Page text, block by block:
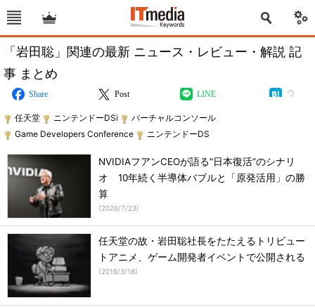
「岩田聡」関連の最新 ニュース・レビュー・解説 記
事 まとめ
Share Post LINE
任天堂 ニンテンドーDSi
バーチャルコンソール
Game Developers Conference
ニンテンドーDS
NVIDIAフアンCEOが語る“日本復活”のシナリ
オ 10年続く半導体バブルと「原発活用」の勝
算
(2026/7/23)
任天堂の故・岩田聡社長をたたえるトリビュー
トアニメ、ゲーム開発者イベントで公開される
(2016/3/18)